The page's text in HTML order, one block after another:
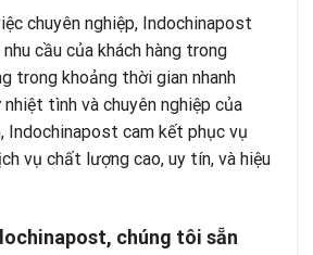
chuyên nghiệp, Indochinapost
cầu của khách hàng trong
trong khoảng thời gian nhanh
tình và chuyên nghiệp của
Indochinapost cam kết phục vụ
vụ chất lượng cao, uy tín, và hiệu
chúng tôi sẵn